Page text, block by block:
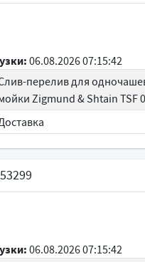
06.08.2026 07:15:42
перелив для
Zigmund & Shtain TSF
06.08.2026 07:15:42